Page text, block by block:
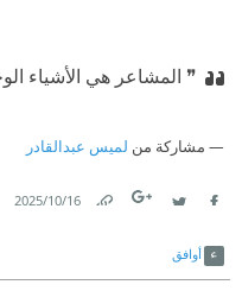
❞ المشاعر هي الأشياء
مشاركة من لميس عبدالقادر
16‏/10‏/2025
أوافق